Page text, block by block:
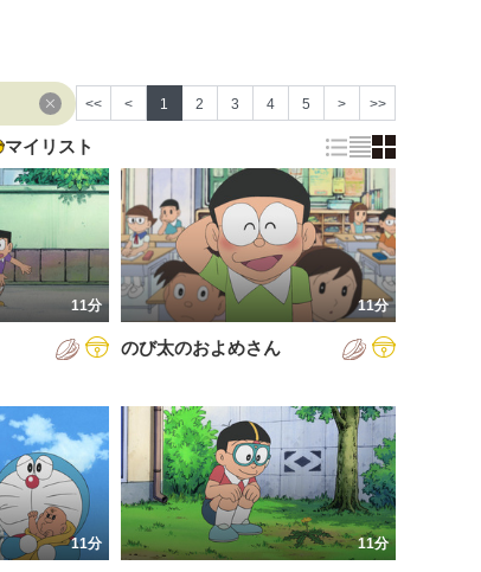
<< < 1 2 3 4 5 > >>
マイリスト
11分 11分
のび太のおよめさん
11分 11分